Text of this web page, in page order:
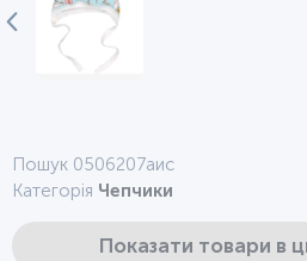
Пошук 0506207аис
Категорія Чепчики
Показати товари в